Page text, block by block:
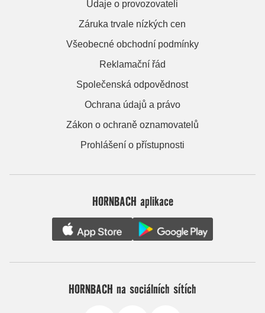
Údaje o provozovateli
Záruka trvale nízkých cen
Všeobecné obchodní podmínky
Reklamační řád
Společenská odpovědnost
Ochrana údajů a právo
Zákon o ochraně oznamovatelů
Prohlášení o přístupnosti
HORNBACH aplikace
HORNBACH na sociálních sítích